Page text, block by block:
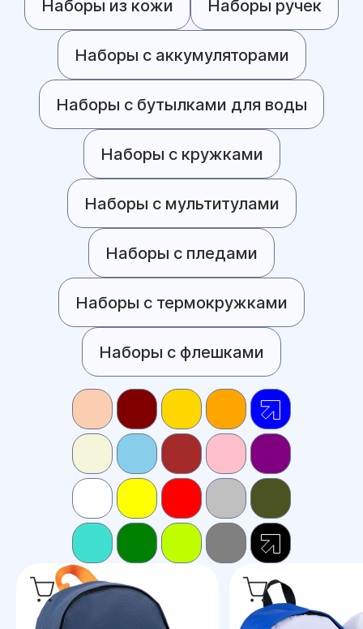
Наборы из кожи Наборы ручек
Наборы с аккумуляторами
Наборы с бутылками для воды
Наборы с кружками
Наборы с мультитулами
Наборы с пледами
Наборы с термокружками
Наборы с флешками